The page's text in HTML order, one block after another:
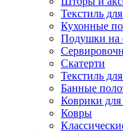
Текстиль
Кухонные
Подушки на
Скатерти
Текстиль
Банные
Коврики
Ковры